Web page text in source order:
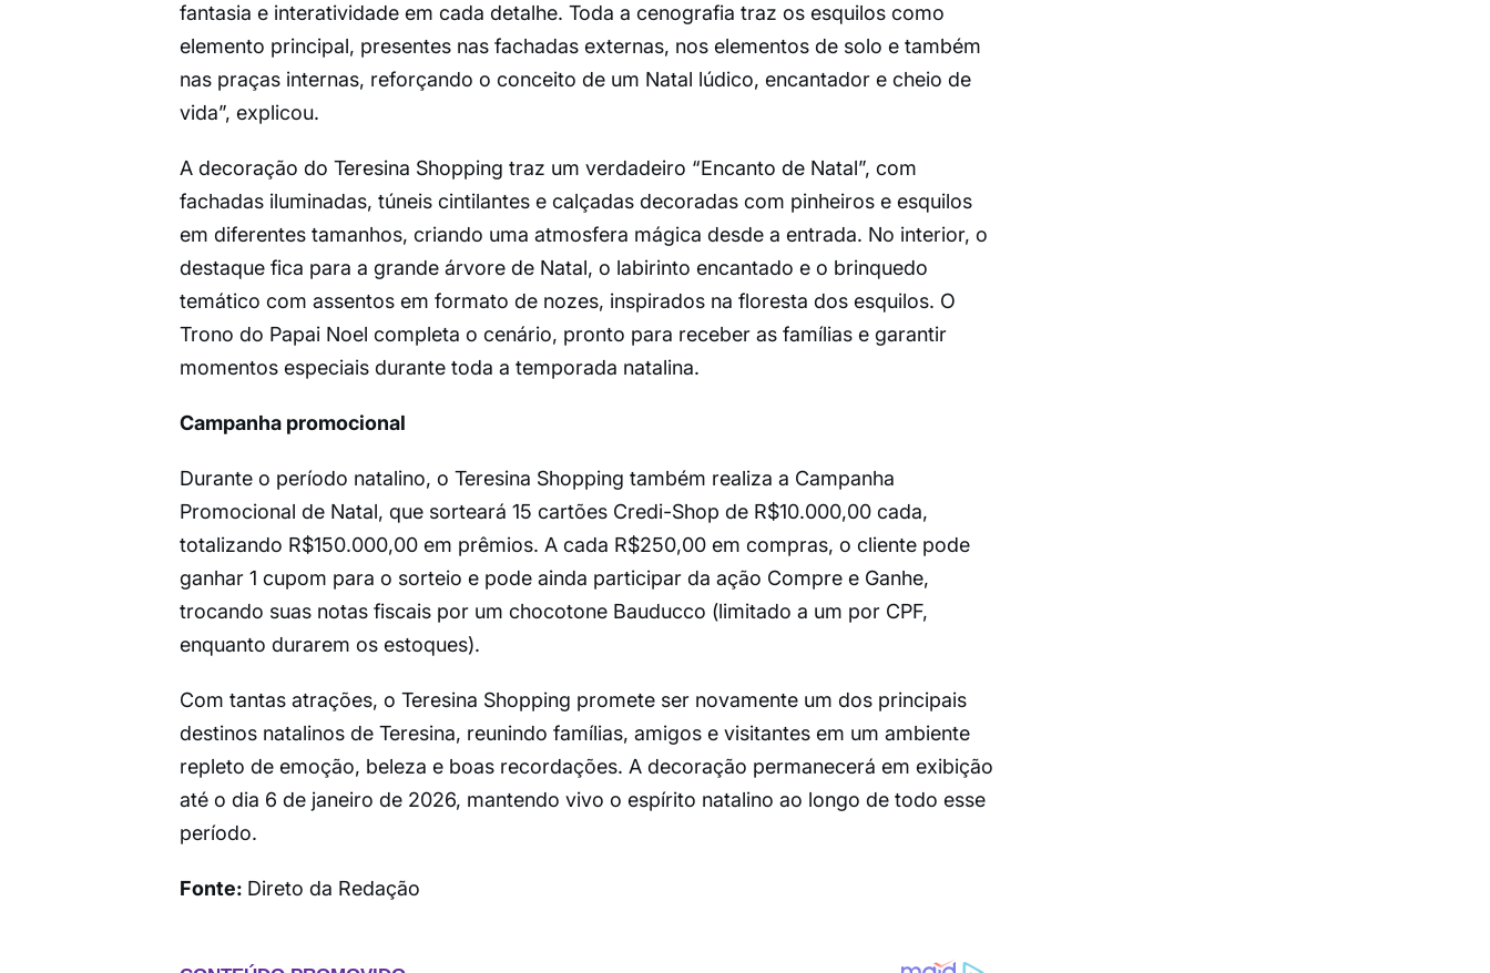
fantasia e interatividade em cada detalhe. Toda a cenografia traz os esquilos como
elemento principal, presentes nas fachadas externas, nos elementos de solo e também
nas praças internas, reforçando o conceito de um Natal lúdico, encantador e cheio de
vida”, explicou.
A decoração do Teresina Shopping traz um verdadeiro “Encanto de Natal”, com
fachadas iluminadas, túneis cintilantes e calçadas decoradas com pinheiros e esquilos
em diferentes tamanhos, criando uma atmosfera mágica desde a entrada. No interior, o
destaque fica para a grande árvore de Natal, o labirinto encantado e o brinquedo
temático com assentos em formato de nozes, inspirados na floresta dos esquilos. O
Trono do Papai Noel completa o cenário, pronto para receber as famílias e garantir
momentos especiais durante toda a temporada natalina.
Campanha promocional
Durante o período natalino, o Teresina Shopping também realiza a Campanha
Promocional de Natal, que sorteará 15 cartões Credi-Shop de R$10.000,00 cada,
totalizando R$150.000,00 em prêmios. A cada R$250,00 em compras, o cliente pode
ganhar 1 cupom para o sorteio e pode ainda participar da ação Compre e Ganhe,
trocando suas notas fiscais por um chocotone Bauducco (limitado a um por CPF,
enquanto durarem os estoques).
Com tantas atrações, o Teresina Shopping promete ser novamente um dos principais
destinos natalinos de Teresina, reunindo famílias, amigos e visitantes em um ambiente
repleto de emoção, beleza e boas recordações. A decoração permanecerá em exibição
até o dia 6 de janeiro de 2026, mantendo vivo o espírito natalino ao longo de todo esse
período.
Fonte: Direto da Redação